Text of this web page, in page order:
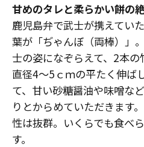
甘めのタレと柔らかい餅の
鹿児島弁で武士が携えてい
葉が「ぢゃんぼ（両棒）」
士の姿になぞらえて、2本の
直径4～5ｃｍの平たく伸ば
て、甘い砂糖醤油や味噌な
りとからめていただきます
性は抜群。いくらでも食べ
す。